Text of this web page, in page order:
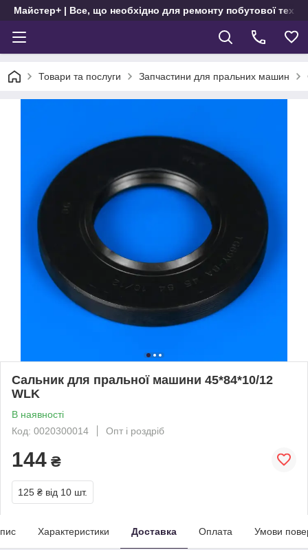
Майстер+ | Все, що необхідно для ремонту побутової
Товари та послуги Запчастини для пральних машин
Сальник для пральної машини 45*84*10/12
WLK
В наявності
Код: 0020300014
Опт і роздріб
144 ₴
125 ₴ від 10 шт.
Характеристики Доставка Оплата Умови